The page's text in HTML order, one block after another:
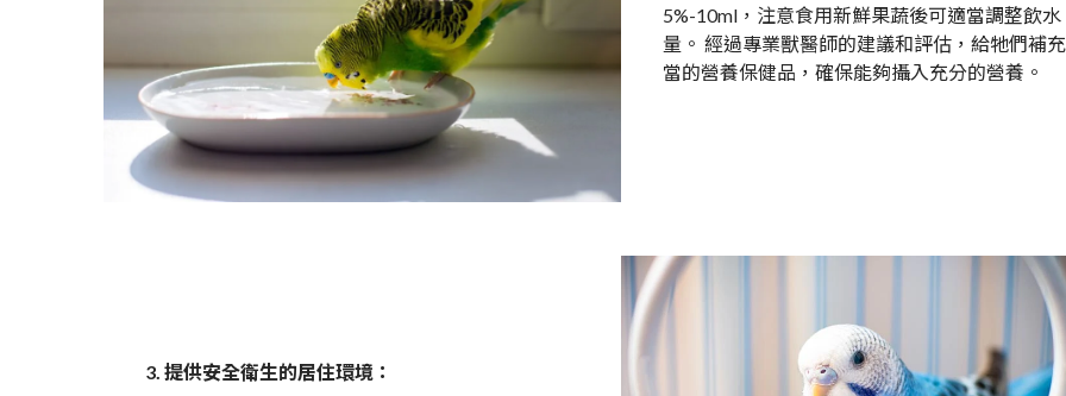
5%-10ml，注意食用新鮮果蔬後可適當調整飲水
量。 經過專業獸醫師的建議和評估，給牠們補
當的營養保健品，確保能夠攝入充分的營養。
3. 提供安全衛生的居住環境：